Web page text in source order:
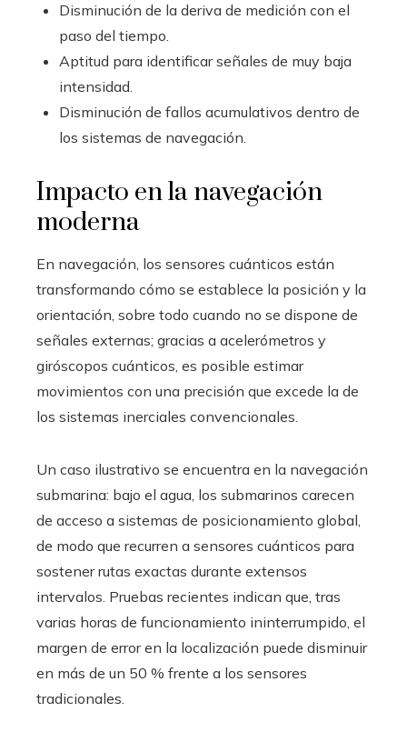
Disminución de la deriva de medición con el
paso del tiempo.
Aptitud para identificar señales de muy baja
intensidad.
Disminución de fallos acumulativos dentro de
los sistemas de navegación.
Impacto en la navegación
moderna
En navegación, los sensores cuánticos están
transformando cómo se establece la posición y la
orientación, sobre todo cuando no se dispone de
señales externas; gracias a acelerómetros y
giróscopos cuánticos, es posible estimar
movimientos con una precisión que excede la de
los sistemas inerciales convencionales.
Un caso ilustrativo se encuentra en la navegación
submarina: bajo el agua, los submarinos carecen
de acceso a sistemas de posicionamiento global,
de modo que recurren a sensores cuánticos para
sostener rutas exactas durante extensos
intervalos. Pruebas recientes indican que, tras
varias horas de funcionamiento ininterrumpido, el
margen de error en la localización puede disminuir
en más de un 50 % frente a los sensores
tradicionales.